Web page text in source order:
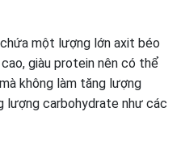
một lượng lớn axit béo
giàu protein nên có thể
không làm tăng lượng
lượng carbohydrate như các